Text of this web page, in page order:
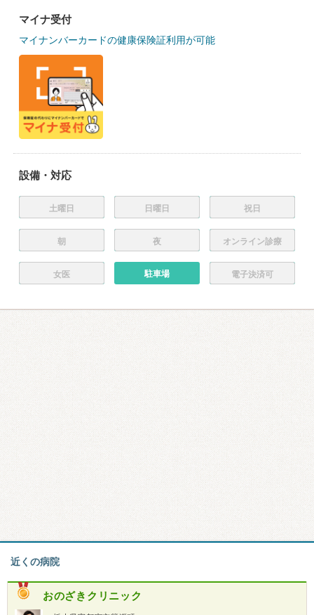
マイナ受付
マイナンバーカードの健康保険証利用が可能
設備・対応
土曜日 日曜日 祝日
朝 夜 オンライン診療
女医 駐車場 電子決済可
近くの病院
おのざきクリニック